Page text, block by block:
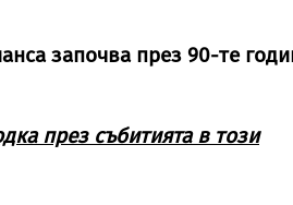
започва през 90-те
през събитията в този